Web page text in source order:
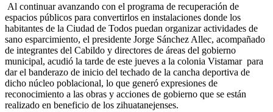
Al continuar avanzando con el programa de recuperación de
espacios públicos para convertirlos en instalaciones donde los
habitantes de la Ciudad de Todos puedan organizar actividades de
sano esparcimiento, el presidente Jorge Sánchez Allec, acompañado
de integrantes del Cabildo y directores de áreas del gobierno
municipal, acudió la tarde de este jueves a la colonia Vistamar para
dar el banderazo de inicio del techado de la cancha deportiva de
dicho núcleo poblacional, lo que generó expresiones de
reconocimiento a las obras y acciones de gobierno que se están
realizado en beneficio de los zihuatanejenses.